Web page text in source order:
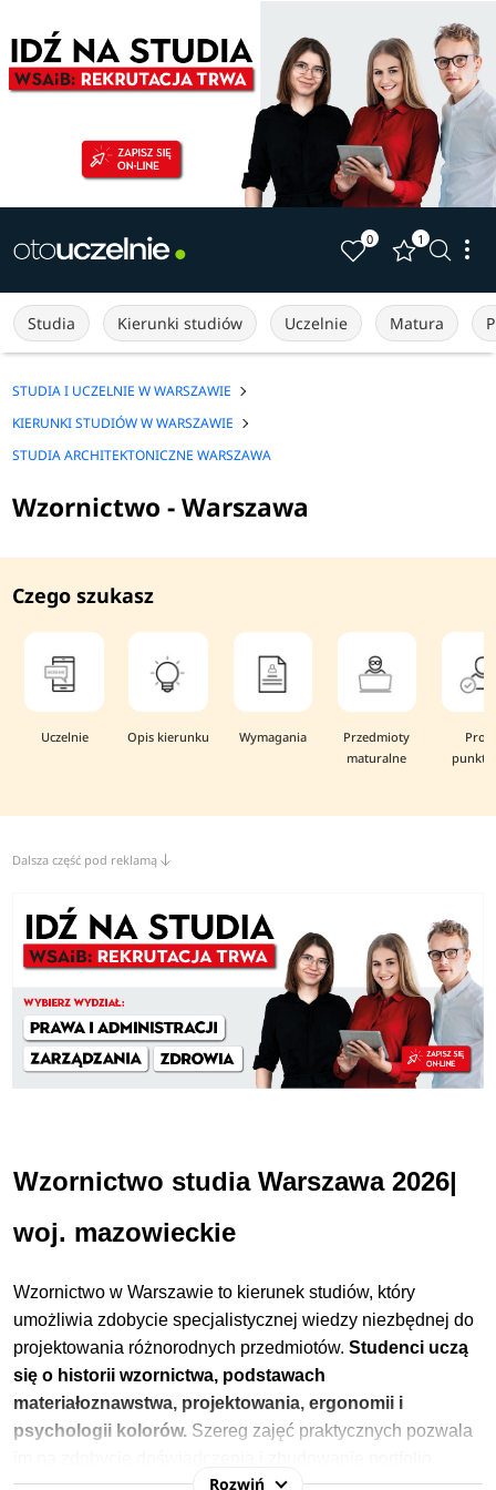
0 1
Studia Kierunki studiów Uczelnie Matura
STUDIA I UCZELNIE W WARSZAWIE
KIERUNKI STUDIÓW W WARSZAWIE
STUDIA ARCHITEKTONICZNE WARSZAWA
Wzornictwo - Warszawa
Czego szukasz
Uczelnie Opis kierunku Wymagania
Przedmioty
maturalne
Dalsza część pod reklamą
Wzornictwo studia Warszawa 2026|
woj. mazowieckie
Wzornictwo w Warszawie to kierunek studiów, który
umożliwia zdobycie specjalistycznej wiedzy niezbędnej do
projektowania różnorodnych przedmiotów. Studenci uczą
się o historii wzornictwa, podstawach
materiałoznawstwa, projektowania, ergonomii i
psychologii kolorów. Szereg zajęć praktycznych pozwala
Rozwiń